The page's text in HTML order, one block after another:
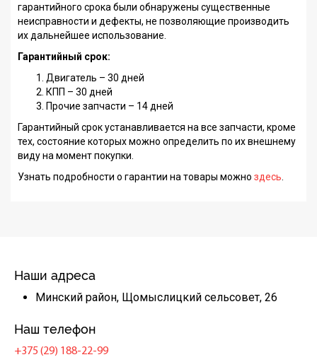
гарантийного срока были обнаружены существенные
неисправности и дефекты, не позволяющие производить
их дальнейшее использование.
Гарантийный срок:
Двигатель – 30 дней
КПП – 30 дней
Прочие запчасти – 14 дней
Гарантийный срок устанавливается на все запчасти, кроме
тех, состояние которых можно определить по их внешнему
виду на момент покупки.
Узнать подробности о гарантии на товары можно здесь.
Наши адреса
Минский район, Щомыслицкий сельсовет, 26
Наш телефон
+375 (29) 188-22-99